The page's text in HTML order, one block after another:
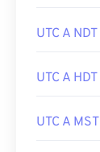
UTC A NDT
UTC A HDT
UTC A MST